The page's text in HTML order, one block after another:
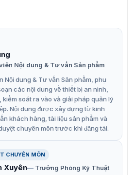
của đầu ghi hình 32
K4
K4sử dụng công nghệ mã hóa
vụ truyền luồng an toàn hơn.
của Hikvision giúp tăng cường bảo
Dưới đây là những đặc điểm nổi
K4:
bộ.
160Mbps.
10/100/1000 Mbps tự thích ứng.
Nội dung & Tư vấn Sản phẩm
Nội dung & Tư vấn Sản phẩm, phụ
các nội dung về thiết bị an ninh,
kiểm soát ra vào và giải pháp quản lý
Nội dung được xây dựng từ kinh
khách hàng, tài liệu sản phẩm và
chuyên môn trước khi đăng tải.
CHUYÊN MÔN
Xuyên
Trưởng Phòng Kỹ Thuật